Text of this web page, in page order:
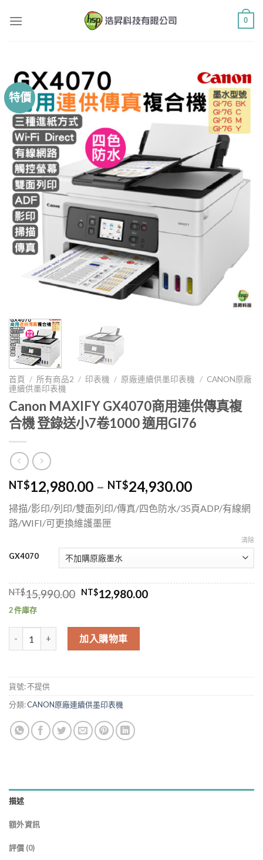
0
特價
首頁 / 所有商品2 / 印表機 / 原廠連續供墨印表機 / CANON原廠
連續供墨印表機
Canon MAXIFY GX4070商用連供傳真複
合機 登錄送小7卷1000 適用GI76
NT$12,980.00 – NT$24,930.00
掃描/影印/列印/雙面列印/傳真/四色防水/35頁ADP/有線網
路/WIFI/可更換維護墨匣
GX4070
清除
NT$15,990.00 原
格：
NT$15,990.00。
NT$12,980.00目
2 件庫存
Canon MAXIFY GX4070商用連供傳真複合機 登錄送小7卷1000 適用
加入購物車
貨號:不提供
分類:CANON原廠連續供墨印表機
描述
額外資訊
評價 (0)